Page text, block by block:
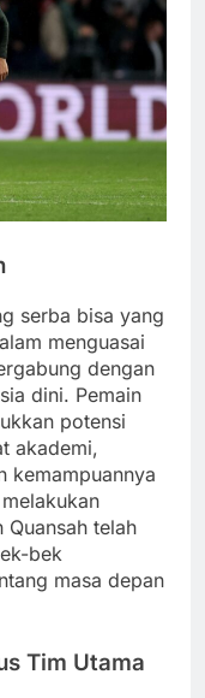
serba bisa yang
menguasai
dengan
dini. Pemain
potensi
akademi,
kemampuannya
telah
bek
masa depan
Tim Utama